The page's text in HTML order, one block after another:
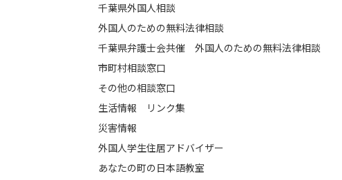
千葉県外国人相談
外国人のための無料法律相談
千葉県弁護士会共催 外国人のための無料法律相談
市町村相談窓口
その他の相談窓口
生活情報 リンク集
災害情報
外国人学生住居アドバイザー
あなたの町の日本語教室